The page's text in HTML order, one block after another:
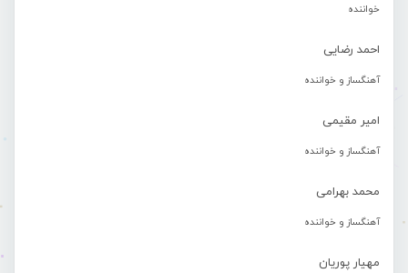
خواننده
احمد رضایی
آهنگساز و خواننده
امیر مقیمی
آهنگساز و خواننده
محمد بهرامی
آهنگساز و خواننده
مهیار پوریان